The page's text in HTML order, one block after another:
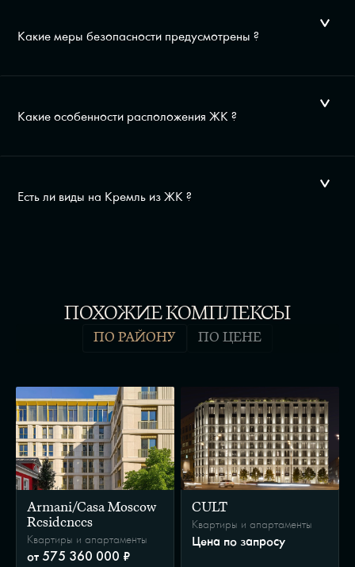
Какие меры безопасности предусмотрены ?
Какие особенности расположения ЖК ?
Есть ли виды на Кремль из ЖК ?
ПОХОЖИЕ КОМПЛЕКСЫ
ПО РАЙОНУ ПО ЦЕНЕ
Armani/Casa Moscow
Residences
Квартиры и апартаменты
от 575 360 000 ₽
CULT
Квартиры и апартаменты
Цена по запросу